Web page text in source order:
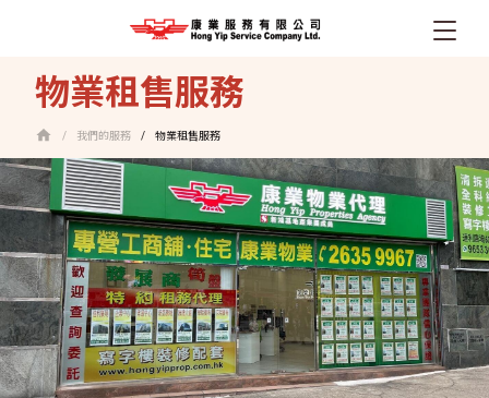
容
物業租售服務
/ 我們的服務 / 物業租售服務